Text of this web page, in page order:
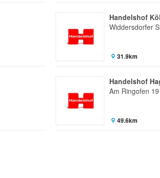
Handelshof
Widdersdorfer
31.9km
Handelshof
Am Ringofen 19
49.6km